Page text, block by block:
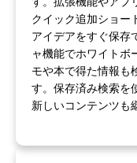
クイック追加ショー
アイデアをすぐ保存
ャ機能でホワイトボ
モや本で得た情報も
す。保存済み検索を
新しいコンテンツも